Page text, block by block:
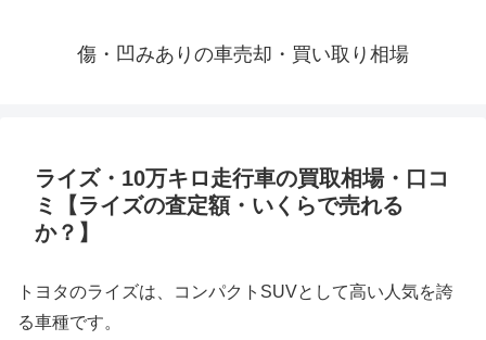
傷・凹みありの車売却・買い取り相場
ライズ・10万キロ走行車の買取相場・口コ
ミ【ライズの査定額・いくらで売れる
か？】
トヨタのライズは、コンパクトSUVとして高い人気を誇
る車種です。